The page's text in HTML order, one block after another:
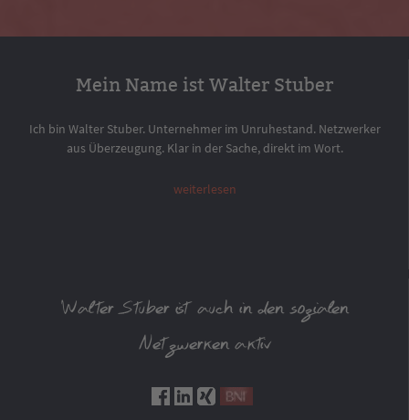
Mein Name ist Walter Stuber
Ich bin Walter Stuber. Unternehmer im Unruhestand. Netzwerker
aus Überzeugung. Klar in der Sache, direkt im Wort.
weiterlesen
Walter Stuber ist auch in den sozialen
Netzwerken aktiv